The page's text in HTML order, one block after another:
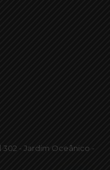
- Jardim Oceânico -